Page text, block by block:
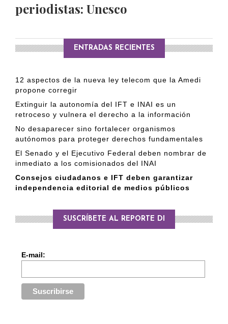
periodistas: Unesco
ENTRADAS RECIENTES
12 aspectos de la nueva ley telecom que la Amedi
propone corregir
Extinguir la autonomía del IFT e INAI es un
retroceso y vulnera el derecho a la información
No desaparecer sino fortalecer organismos
autónomos para proteger derechos fundamentales
El Senado y el Ejecutivo Federal deben nombrar de
inmediato a los comisionados del INAI
Consejos ciudadanos e IFT deben garantizar
independencia editorial de medios públicos
SUSCRÍBETE AL REPORTE DI
E-mail: